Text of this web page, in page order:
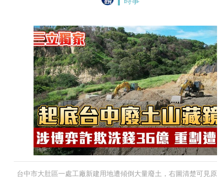
台中市大肚區一處工廠新建用地遭傾倒大量廢土，右圖清楚可見原